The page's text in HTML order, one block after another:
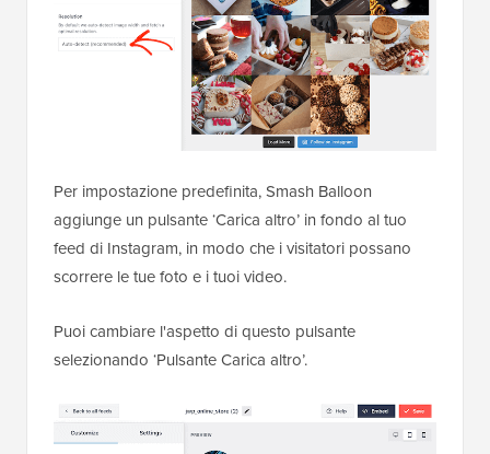
Per impostazione predefinita, Smash Balloon
aggiunge un pulsante ‘Carica altro’ in fondo al tuo
feed di Instagram, in modo che i visitatori possano
scorrere le tue foto e i tuoi video.
Puoi cambiare l'aspetto di questo pulsante
selezionando ‘Pulsante Carica altro’.